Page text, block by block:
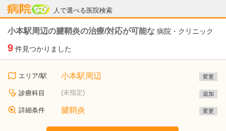
人で選べる医院検索
病院なび
小本駅周辺の腱鞘炎の治療/対応が可能な 病院・クリニック
9 件見つかりました
エリア/駅 小本駅周辺 変更
診療科目 (未指定) 追加
詳細条件 腱鞘炎 変更